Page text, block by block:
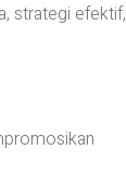
strategi efektif,